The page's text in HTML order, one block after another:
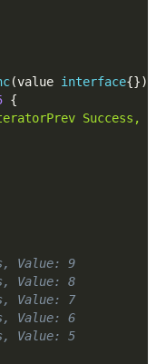
(value interface{})
{
Success,
Value: 9
Value: 8
Value: 7
Value: 6
Value: 5